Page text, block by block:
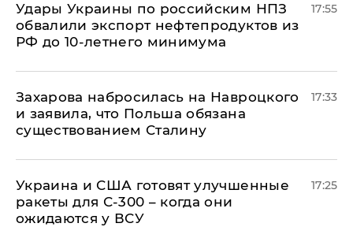
Удары Украины по российским НПЗ
обвалили экспорт нефтепродуктов из
РФ до 10-летнего минимума
17:55
​Захарова набросилась на Навроцкого
и заявила, что Польша обязана
существованием Сталину
17:33
Украина и США готовят улучшенные
ракеты для С-300 – когда они
ожидаются у ВСУ
17:25